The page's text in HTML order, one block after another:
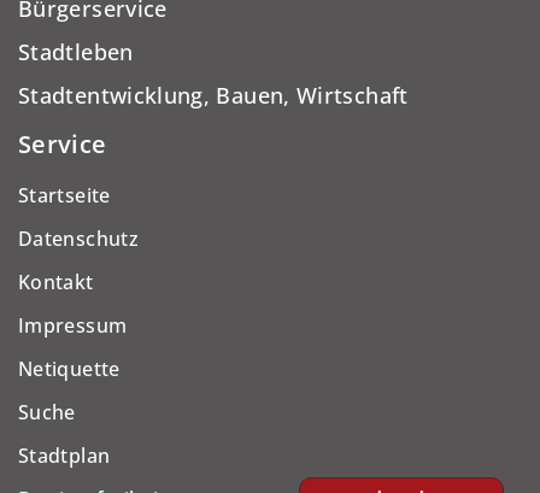
Bürgerservice
Stadtleben
Stadtentwicklung, Bauen, Wirtschaft
Service
Startseite
Datenschutz
Kontakt
Impressum
Netiquette
Suche
Stadtplan